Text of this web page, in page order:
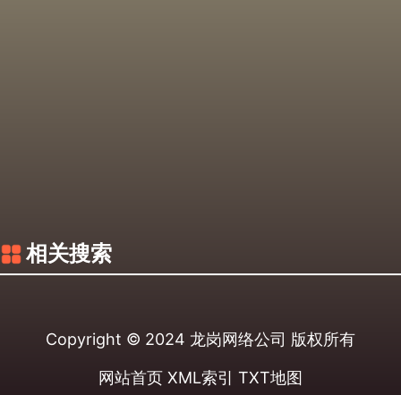
相关搜索
Copyright © 2024 龙岗网络公司 版权所有
网站首页 XML索引 TXT地图